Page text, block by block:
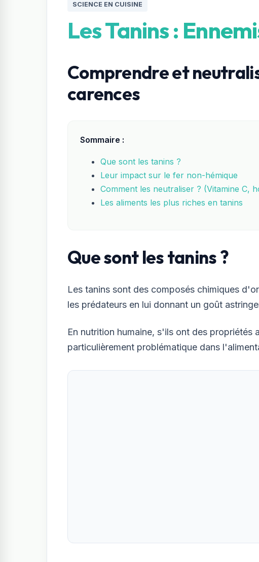
SCIENCE EN CUISINE
Les Tanins :
Comprendre et
carences
Sommaire :
Que sont les tanins ?
Leur impact sur le fer non-hémique
Comment les neutraliser ? (Vitamine C,
Les aliments les plus riches en tanins
Que sont les tanins ?
Les tanins sont des composés chimiques
les prédateurs en lui donnant un goût
En nutrition humaine, s'ils ont des
particulièrement problématique dans